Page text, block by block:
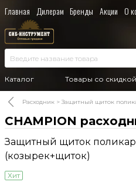
Главная Дилерам Бренды Акции О
Каталог Товары со скидкой
Расходник Защитный щиток
CHAMPION
Защитный щиток
(козырек+щиток)
Хит